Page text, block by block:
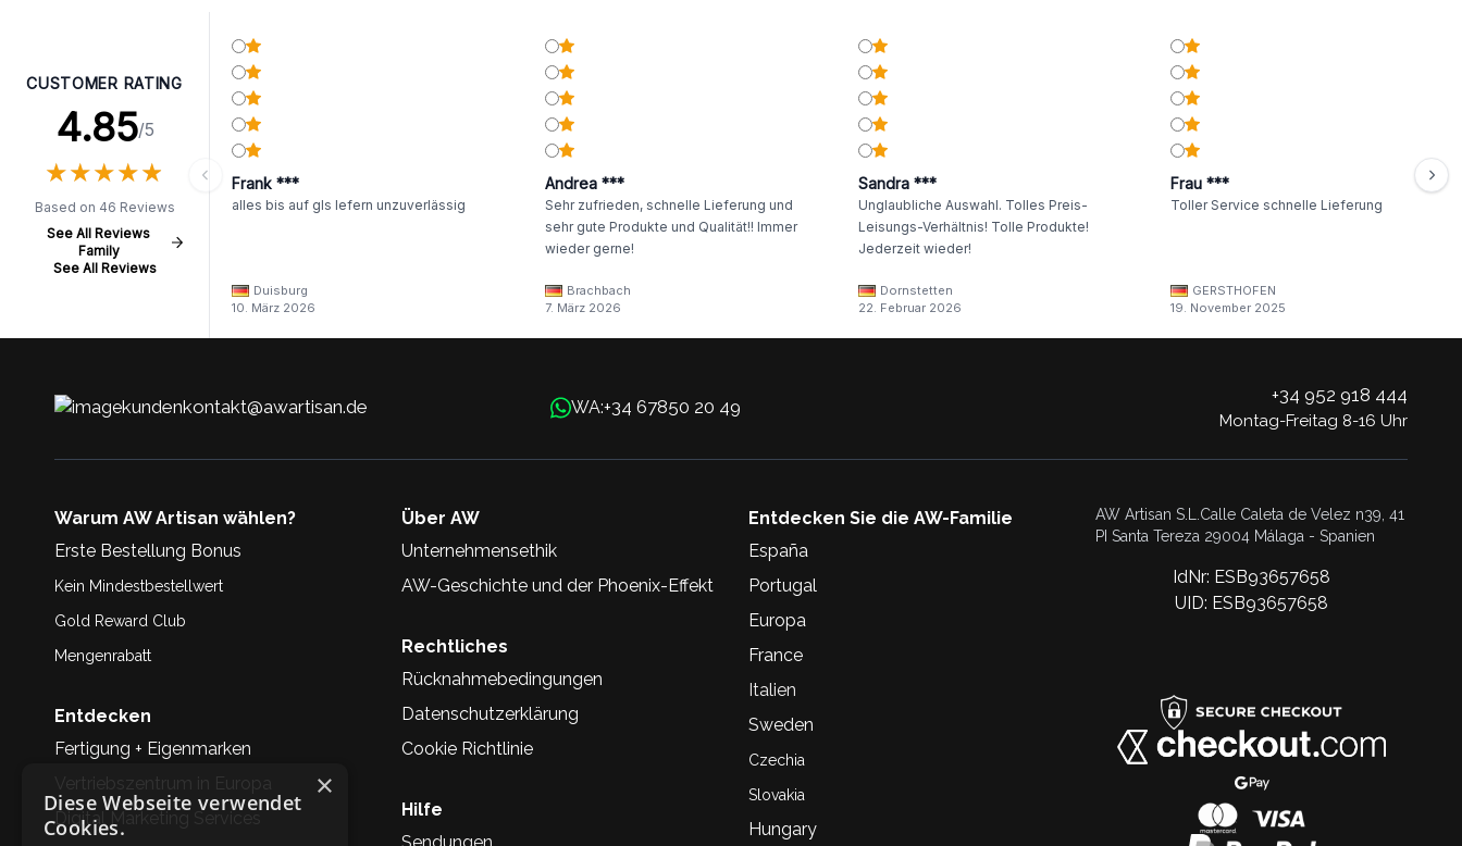
CUSTOMER RATING
4.85/5
★★★★★
★★★★★
Based on 46 Reviews
See All Reviews
Family
See All Reviews
Frank ***
alles bis auf gls lefern unzuverlässig
Duisburg
10. März 2026
Andrea ***
Sehr zufrieden, schnelle Lieferung und
sehr gute Produkte und Qualität!! Immer
wieder gerne!
Brachbach
7. März 2026
Sandra ***
Unglaubliche Auswahl. Tolles Preis-
Leisungs-Verhältnis! Tolle Produkte!
Jederzeit wieder!
Dornstetten
22. Februar 2026
Frau ***
Toller Service schnelle Lieferung
GERSTHOFEN
19. November 2025
kundenkontakt@awartisan.de WA:+34 67850 20 49
+34 952 918 444
Montag-Freitag 8-16 Uhr
Warum AW Artisan wählen?
Erste Bestellung Bonus
Kein Mindestbestellwert
Gold Reward Club
Mengenrabatt
Entdecken
Fertigung + Eigenmarken
Vertriebszentrum in Europa
Digital Marketing Services
Über AW
Unternehmensethik
AW-Geschichte und der Phoenix-Effekt
Rechtliches
Rücknahmebedingungen
Datenschutzerklärung
Cookie Richtlinie
Hilfe
Entdecken Sie die AW-Familie
España
Portugal
Europa
France
Italien
Sweden
Czechia
Slovakia
Hungary
AW Artisan S.L.Calle Caleta de Velez n39, 41
PI Santa Tereza 29004 Málaga - Spanien
IdNr: ESB93657658
UID: ESB93657658
×
Diese Webseite verwendet
Cookies.